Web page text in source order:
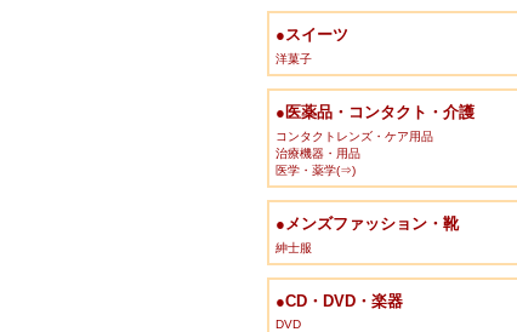
●スイーツ
洋菓子
●医薬品・コンタクト・介護
コンタクトレンズ・ケア用品
治療機器・用品
医学・薬学(⇒)
●メンズファッション・靴
紳士服
●CD・DVD・楽器
DVD